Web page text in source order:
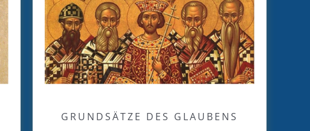
GRUNDSÄTZE DES GLAUBENS